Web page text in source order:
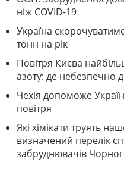
ніж COVID-19
Україна
тонн на рік
Повітря Києва
азоту: де небезпечно
Чехія допоможе
повітря
Які хімікати труять
визначений перелік
забруднювачів